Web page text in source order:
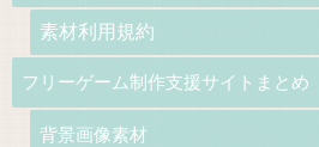
素材利用規約
フリーゲーム制作支援サイトまとめ
背景画像素材